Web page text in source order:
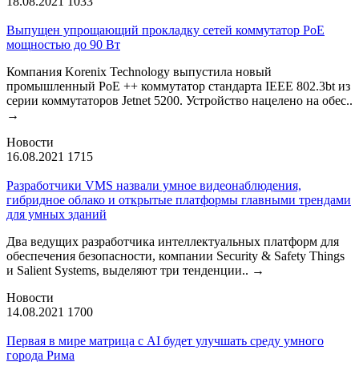
Выпущен упрощающий прокладку сетей коммутатор PoE
мощностью до 90 Вт
Компания Korenix Technology выпустила новый
промышленный PoE ++ коммутатор стандарта IEEE 802.3bt из
серии коммутаторов Jetnet 5200. Устройство нацелено на обес..
→
Новости
16.08.2021 1715
Разработчики VMS назвали умное видеонаблюдения,
гибридное облако и открытые платформы главными трендами
для умных зданий
Два ведущих разработчика интеллектуальных платформ для
обеспечения безопасности, компании Security & Safety Things
и Salient Systems, выделяют три тенденции.. →
Новости
14.08.2021 1700
Первая в мире матрица с AI будет улучшать среду умного
города Рима